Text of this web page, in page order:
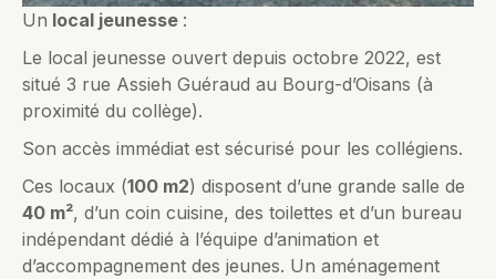
Un local jeunesse :
Le local jeunesse ouvert depuis octobre 2022, est
situé 3 rue Assieh Guéraud au Bourg-d’Oisans (à
proximité du collège).
Son accès immédiat est sécurisé pour les collégiens.
Ces locaux (100 m2) disposent d’une grande salle de
40 m², d’un coin cuisine, des toilettes et d’un bureau
indépendant dédié à l’équipe d’animation et
d’accompagnement des jeunes. Un aménagement